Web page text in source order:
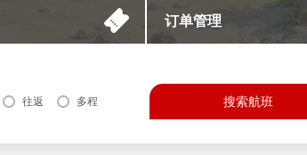
订单管理
往返 多程 搜索航班